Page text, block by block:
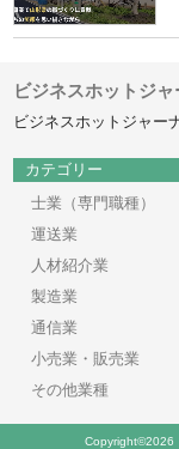
ビジネスホットジ
ビジネスホットジャー
カテゴリー
士業（専門職種）
運送業
人材紹介業
製造業
通信業
小売業・販売業
その他業種
Copyright©2026